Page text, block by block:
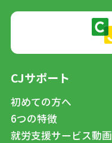
CJサポート
初めての方へ
6つの特徴
就労支援サービス動画